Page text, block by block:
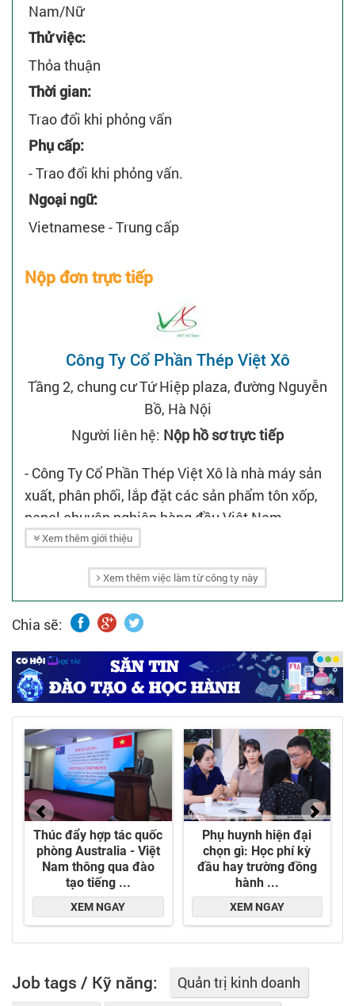
Nam/Nữ
Thử việc:
Thỏa thuận
Thời gian:
Trao đổi khi phỏng vấn
Phụ cấp:
- Trao đổi khi phỏng vấn.
Ngoại ngữ:
Vietnamese - Trung cấp
Nộp đơn trực tiếp
Công Ty Cổ Phần Thép Việt Xô
Tầng 2, chung cư Tứ Hiệp plaza, đường Nguyễn
Bồ, Hà Nội
Người liên hệ: Nộp hồ sơ trực tiếp
- Công Ty Cổ Phần Thép Việt Xô là nhà máy sản
xuất, phân phối, lắp đặt các sản phẩm tôn xốp,
panel chuyên nghiệp hàng đầu Việt Nam.
- Chúng tôi không chỉ sản xuất tấm Panel bông
còn đáp ứng được các nhu cầu xây dựng đa
dạng về xốp EPS cách nhiệt, tôn mái công nghệ
nối không dùng vít, tôn trần, tôn sóng các loại.
Đồng thời chúng tôi cung cấp các sản phẩm cửa
đi, cửa kho lạnh, cửa sổ và các phụ kiện đi kèm
tấm panel, dạng lắp ghép.
Xem thêm giới thiệu
Xem thêm việc làm từ công ty này
Chia sẽ:
Job tags / Kỹ năng:
Quản trị kinh doanh